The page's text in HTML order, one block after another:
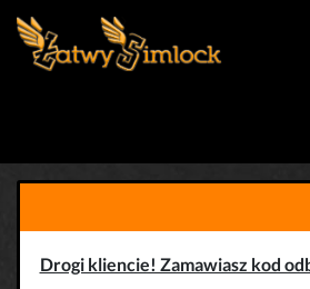
Drogi kliencie! Zamawiasz kod